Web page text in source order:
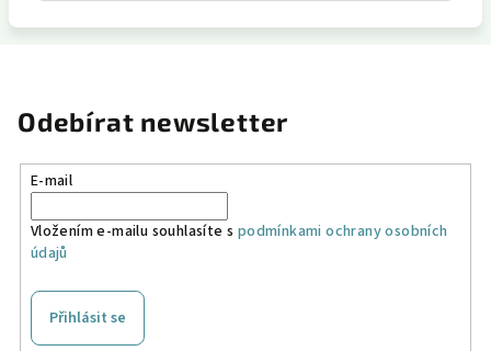
Odebírat newsletter
E-mail
Vložením e-mailu souhlasíte s podmínkami ochrany osobních
údajů
Přihlásit se